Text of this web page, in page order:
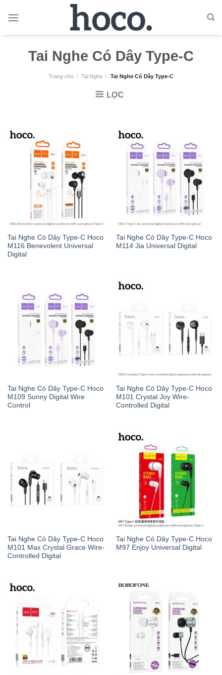
qua
Tai Nghe Có Dây Type-C
Trang chủ / Tai Nghe / Tai Nghe Có Dây Type-C
LỌC
Tai Nghe Có Dây Type-C Hoco
M116 Benevolent Universal
Digital
Tai Nghe Có Dây Type-C Hoco
M114 Jia Universal Digital
Tai Nghe Có Dây Type-C Hoco
M109 Sunny Digital Wire
Control
Tai Nghe Có Dây Type-C Hoco
M101 Crystal Joy Wire-
Controlled Digital
Tai Nghe Có Dây Type-C Hoco
M101 Max Crystal Grace Wire-
Controlled Digital
Tai Nghe Có Dây Type-C Hoco
M97 Enjoy Universal Digital